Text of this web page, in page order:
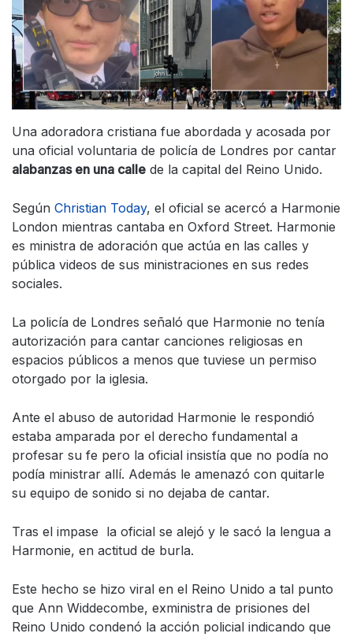
Una adoradora cristiana fue abordada y acosada por
una oficial voluntaria de policía de Londres por cantar
alabanzas en una calle de la capital del Reino Unido.
Según Christian Today, el oficial se acercó a Harmonie
London mientras cantaba en Oxford Street. Harmonie
es ministra de adoración que actúa en las calles y
pública videos de sus ministraciones en sus redes
sociales.
La policía de Londres señaló que Harmonie no tenía
autorización para cantar canciones religiosas en
espacios públicos a menos que tuviese un permiso
otorgado por la iglesia.
Ante el abuso de autoridad Harmonie le respondió
estaba amparada por el derecho fundamental a
profesar su fe pero la oficial insistía que no podía no
podía ministrar allí. Además le amenazó con quitarle
su equipo de sonido si no dejaba de cantar.
Tras el impase la oficial se alejó y le sacó la lengua a
Harmonie, en actitud de burla.
Este hecho se hizo viral en el Reino Unido a tal punto
que Ann Widdecombe, exministra de prisiones del
Reino Unido condenó la acción policial indicando que